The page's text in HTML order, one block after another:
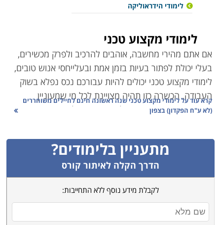
לימודי הידראוליקה
לימודי מקצוע טכני
אם אתם מהירי מחשבה, אוהבים להרכיב ולפרק מכשירים,
בעלי יכולת לפתור בעיות בזמן אמת ובעלייחסי אנוש טובים,
לימודי מקצוע טכני יכולים להיות עבורכם נכס נפלא בשוק
העבודה. הכשרה כזו תהיה מצויינת לכל מי שמעוניין
במקצוע מעשי, אשר ניתן לעסוק בו מיד לאחר סיום
מקצועית, קריירה חדשה או פתיחת עסק עצמאי. הכשרת
טכנאי בתחומי החשמל, האלקטרוניקה, הסלולר או המכשור
הרפואי למשל עשויים להיות הנתיב הבטוח שלכם למקצוע
פרקטי תוך זמן קצר. מהלך שיעניק לכם נכס חדש, מכניס
לימודי מקצוע טכני מאפשרים בדרך כלל רכישת מיומנות
מקיפה תוך זמן קצר וקצוב. הכשרת מנעולן למשל, נמשכת
קרא עוד עללימודי מקצוע טכני שנה ראשונה חינם לחיילים משוחררים
(לא ע"ח הפקדון) בצפון
מתעניין בלימודים?
הדרך הקלה לאיתור קורס
לקבלת מידע נוסף ללא התחייבות: